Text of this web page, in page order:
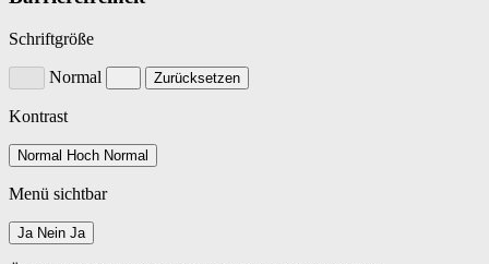
Schriftgröße
Normal Zurücksetzen
Kontrast
Normal Hoch Normal
Menü sichtbar
Ja Nein Ja